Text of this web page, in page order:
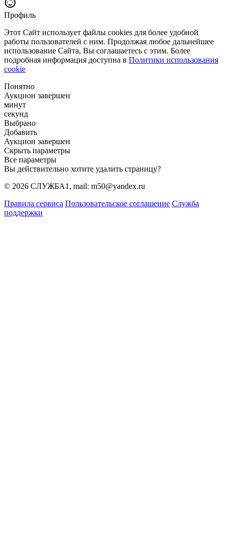
Профиль
Этот Сайт использует файлы cookies для более удобной
работы пользователей с ним. Продолжая любое дальнейшее
использование Сайта, Вы соглашаетесь с этим. Более
подробная информация доступна в Политики использования
cookie
Понятно
Аукцион завершен
минут
секунд
Выбрано
Добавить
Аукцион завершен
Скрыть параметры
Все параметры
Вы действительно хотите удалить страницу?
© 2026 СЛУЖБА1, mail: m50@yandex.ru
Правила сервиса Пользовательское соглашение Служба
поддержки